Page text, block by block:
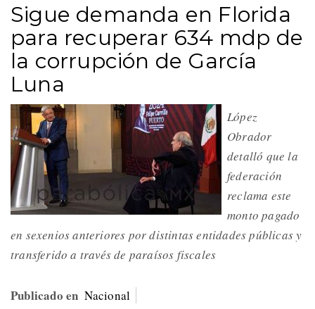
Sigue demanda en Florida
para recuperar 634 mdp de
la corrupción de García
Luna
López
Obrador
detalló que la
federación
reclama este
monto pagado
en sexenios anteriores por distintas entidades públicas y
transferido a través de paraísos fiscales
Publicado en Nacional